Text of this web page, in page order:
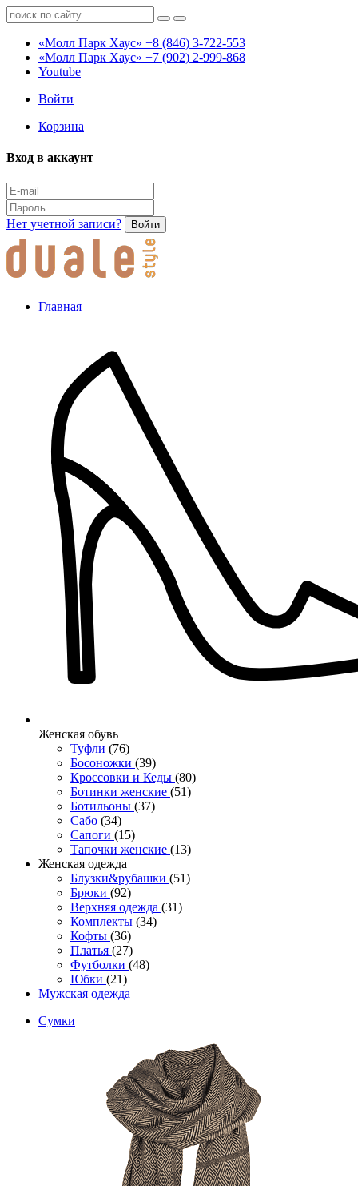
«Молл Парк Хаус» +8 (846) 3-722-553
«Молл Парк Хаус» +7 (902) 2-999-868
Youtube
Войти
Корзина
Вход в аккаунт
Нет учетной записи? Войти
Главная
Женcкая обувь
Туфли (76)
Босоножки (39)
Кроссовки и Кеды (80)
Ботинки женские (51)
Ботильоны (37)
Сабо (34)
Сапоги (15)
Тапочки женские (13)
Женская одежда
Блузки&рубашки (51)
Брюки (92)
Верхняя одежда (31)
Комплекты (34)
Кофты (36)
Платья (27)
Футболки (48)
Юбки (21)
Мужская одежда
Сумки